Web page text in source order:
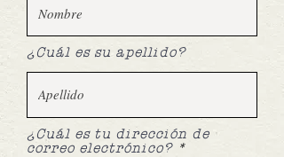
¿Cuál es su apellido?
¿Cuál es tu dirección de
correo electrónico?